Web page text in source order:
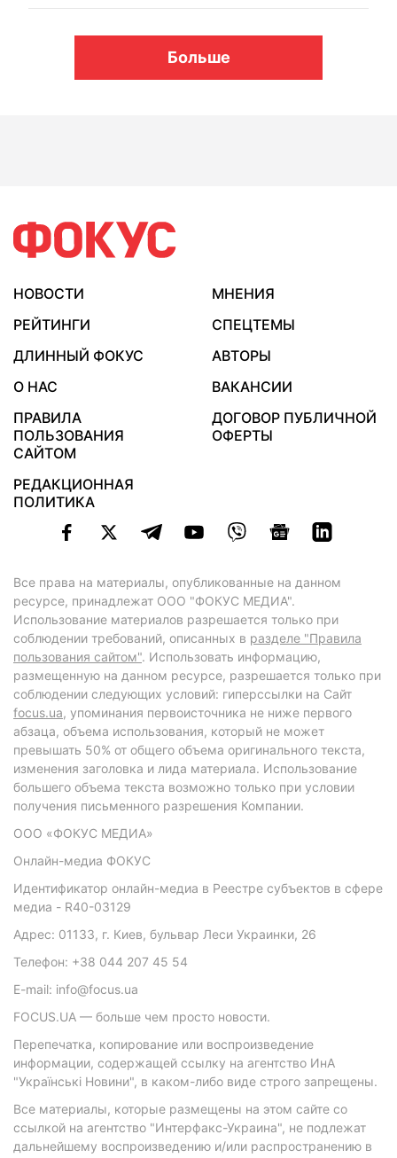
Больше
НОВОСТИ
МНЕНИЯ
РЕЙТИНГИ
СПЕЦТЕМЫ
ДЛИННЫЙ ФОКУС
АВТОРЫ
О НАС
ВАКАНСИИ
ПРАВИЛА
ПОЛЬЗОВАНИЯ
САЙТОМ
ДОГОВОР ПУБЛИЧНОЙ
ОФЕРТЫ
РЕДАКЦИОННАЯ
ПОЛИТИКА
Все права на материалы, опубликованные на данном
ресурсе, принадлежат ООО "ФОКУС МЕДИА".
Использование материалов разрешается только при
соблюдении требований, описанных в разделе "Правила
пользования сайтом". Использовать информацию,
размещенную на данном ресурсе, разрешается только при
соблюдении следующих условий: гиперссылки на Сайт
focus.ua, упоминания первоисточника не ниже первого
абзаца, объема использования, который не может
превышать 50% от общего объема оригинального текста,
изменения заголовка и лида материала. Использование
большего объема текста возможно только при условии
получения письменного разрешения Компании.
ООО «ФОКУС МЕДИА»
Онлайн-медиа ФОКУС
Идентификатор онлайн-медиа в Реестре субъектов в сфере
медиа - R40-03129
Адрес: 01133, г. Киев, бульвар Леси Украинки, 26
Телефон: +38 044 207 45 54
E-mail: info@focus.ua
FOCUS.UA — больше чем просто новости.
Перепечатка, копирование или воспроизведение
информации, содержащей ссылку на агентство ИнА
"Українські Новини", в каком-либо виде строго запрещены.
Все материалы, которые размещены на этом сайте со
ссылкой на агентство "Интерфакс-Украина", не подлежат
дальнейшему воспроизведению и/или распространению в